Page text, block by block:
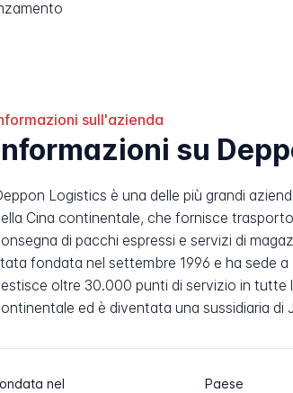
sull'azienda
su
Logistics è una delle più grandi
Cina continentale, che fornisce
di pacchi espressi e servizi di
fondata nel settembre 1996 e ha sede a
oltre 30.000 punti di servizio in tutte
ed è diventata una sussidiaria di
nel Paese